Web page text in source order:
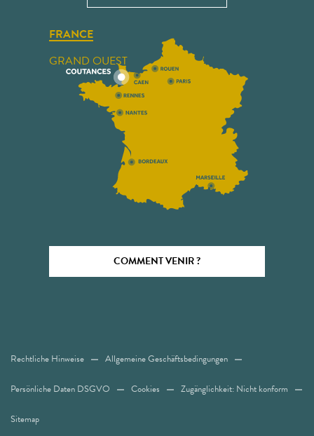
FRANCE
GRAND OUEST
COMMENT VENIR ?
Rechtliche Hinweise Allgemeine Geschäftsbedingungen
Persönliche Daten DSGVO Cookies Zugänglichkeit: Nicht konform
Sitemap